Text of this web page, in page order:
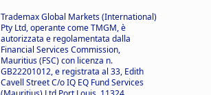
Trademax Global Markets (International)
Pty Ltd, operante come TMGM, è
autorizzata e regolamentata dalla
Financial Services Commission,
Mauritius (FSC) con licenza n.
GB22201012, e registrata al 33, Edith
Cavell Street C/o IQ EQ Fund Services